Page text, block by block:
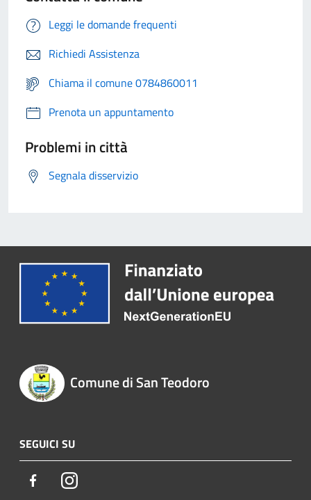
Leggi le domande frequenti
Richiedi Assistenza
Chiama il comune 0784860011
Prenota un appuntamento
Problemi in città
Segnala disservizio
Comune di San Teodoro
SEGUICI SU
FacebookInstagram